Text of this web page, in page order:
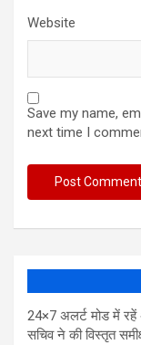
Website
Save my name,
next time I
24×7 अलर्ट मोड में
सचिव ने की विस्तृत